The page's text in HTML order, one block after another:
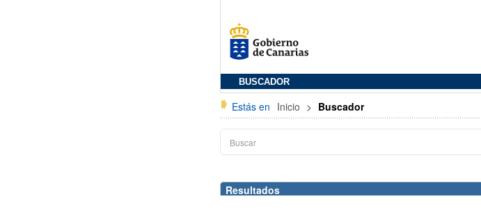
BUSCADOR
Estás en Inicio > Buscador
Resultados